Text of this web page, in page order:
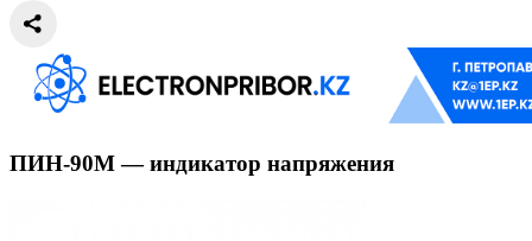
ПИН-90М — индикатор напряжения